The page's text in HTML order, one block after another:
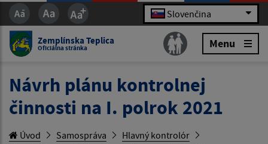
Slovenčina
Zemplínska Teplica
Oficiálna stránka Menu
Návrh plánu kontrolnej
činnosti na I. polrok 2021
Úvod Samospráva
Hlavný kontrolór